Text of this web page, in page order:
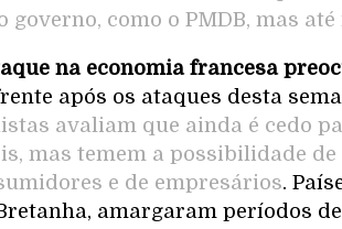
governo, como o PMDB, mas até
na economia francesa
após os ataques desta
avaliam que ainda é cedo
mas temem a possibilidade
e de empresários.
amargaram períodos